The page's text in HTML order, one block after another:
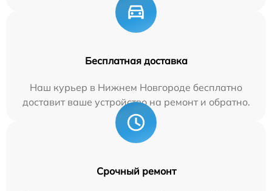
Бесплатная доставка
Наш курьер в Нижнем Новгороде бесплатно
доставит ваше устройство на ремонт и обратно.
Срочный ремонт